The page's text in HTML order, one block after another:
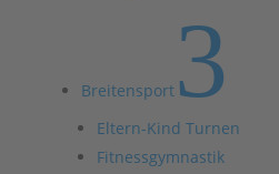
Breitensport3
Eltern-Kind Turnen
Fitnessgymnastik